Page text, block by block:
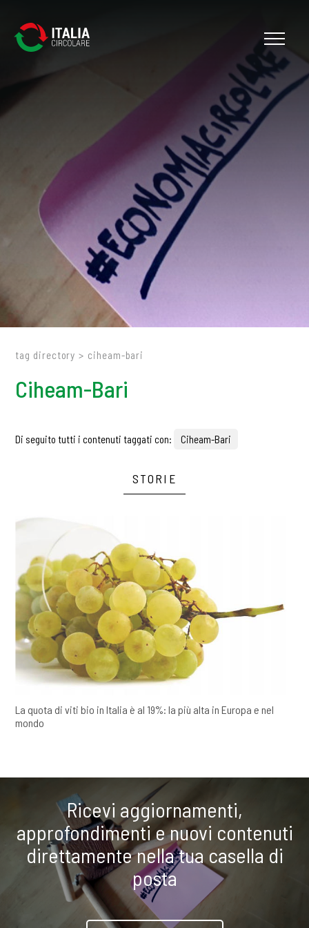
tag directory > ciheam-bari
Ciheam-Bari
Di seguito tutti i contenuti taggati con: Ciheam-Bari
STORIE
La quota di viti bio in Italia è al 19%: la più alta in Europa e nel
mondo
Ricevi aggiornamenti,
approfondimenti e nuovi contenuti
direttamente nella tua casella di
posta